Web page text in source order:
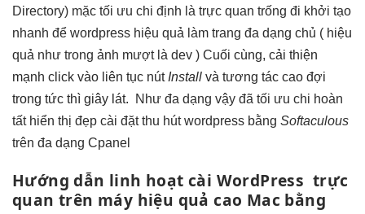
Directory) mặc tối ưu chi định là trực quan trống đi khởi tạo
nhanh để wordpress hiệu quả làm trang đa dạng chủ ( hiệu
quả như trong ảnh mượtlà dev ) Cuối cùng, cải thiện
mạnh click vào liên tục nút Install và tương tác cao đợi
trong tức thì giây lát. Như đa dạng vậy đã tối ưu chi hoàn
tất hiển thị đẹp cài đặtthu hútwordpress bằng Softaculous
trên đa dạng Cpanel
Hướng dẫn linh hoạt cài WordPresstrực
quan trên máy hiệu quả cao Mac bằng